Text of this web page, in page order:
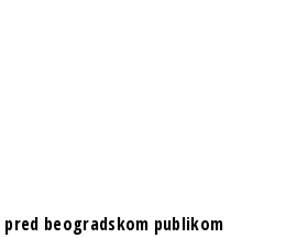
pred beogradskom publikom